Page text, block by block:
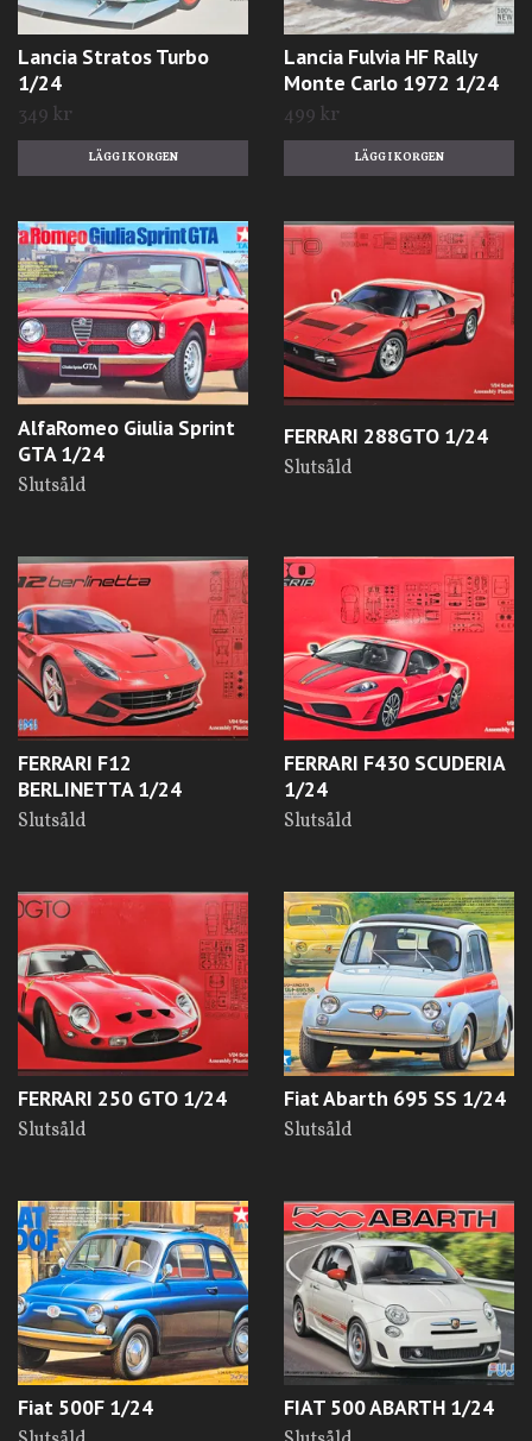
Lancia Stratos Turbo
1/24
349 kr
Lancia Fulvia HF Rally
Monte Carlo 1972 1/24
499 kr
AlfaRomeo Giulia Sprint
GTA 1/24
Slutsåld
FERRARI 288GTO 1/24
Slutsåld
FERRARI F12
BERLINETTA 1/24
Slutsåld
FERRARI F430 SCUDERIA
1/24
Slutsåld
FERRARI 250 GTO 1/24
Slutsåld
Fiat Abarth 695 SS 1/24
Slutsåld
Fiat 500F 1/24 FIAT 500 ABARTH 1/24